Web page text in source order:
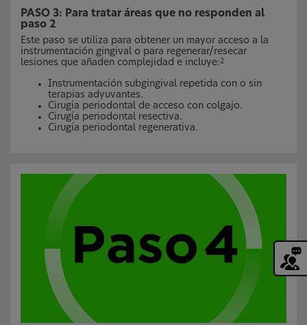
PASO 3: Para tratar áreas que no responden al
paso 2
Este paso se utiliza para obtener un mayor acceso a la
instrumentación gingival o para regenerar/resecar
lesiones que añaden complejidad e incluye: 2
Instrumentación subgingival repetida con o sin
terapias adyuvantes.
Cirugía periodontal de acceso con colgajo.
Cirugía periodontal resectiva.
Cirugía periodontal regenerativa.